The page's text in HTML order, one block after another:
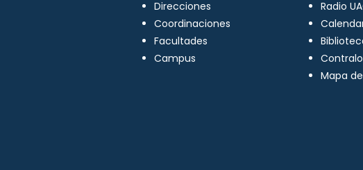
Direcciones
Coordinaciones
Facultades
Campus
Radio
Mapa